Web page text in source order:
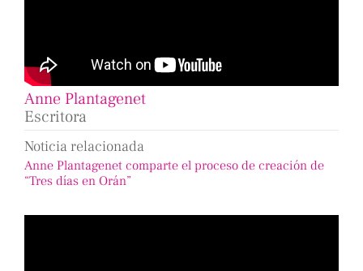
Anne Plantagenet
Escritora
Noticia relacionada
Anne Plantagenet comparte el proceso de creación de
“Tres días en Orán”